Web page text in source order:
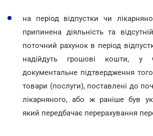
на період відпустки чи
припинена діяльність та
поточний рахунок в період
надійдуть грошові кошти,
документальне підтвердження
товари (послуги), поставлені до
лікарняного, або ж раніше був
який передбачає перерахування